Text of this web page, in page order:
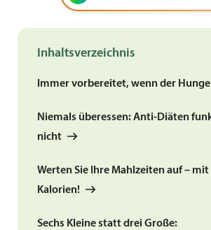
Inhaltsverzeichnis
Immer vorbereitet, wenn der
Niemals überessen: Anti-Diäten
nicht
Werten Sie Ihre Mahlzeiten auf –
Kalorien!
Sechs Kleine statt drei Große: